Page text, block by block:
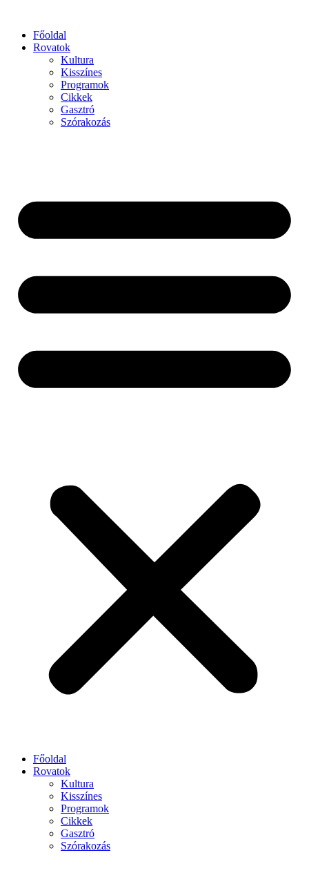
Főoldal
Rovatok
Kultura
Kisszínes
Programok
Cikkek
Gasztró
Szórakozás
Főoldal
Rovatok
Kultura
Kisszínes
Programok
Cikkek
Gasztró
Szórakozás